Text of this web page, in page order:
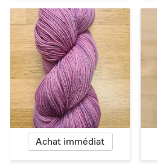
Achat immédiat